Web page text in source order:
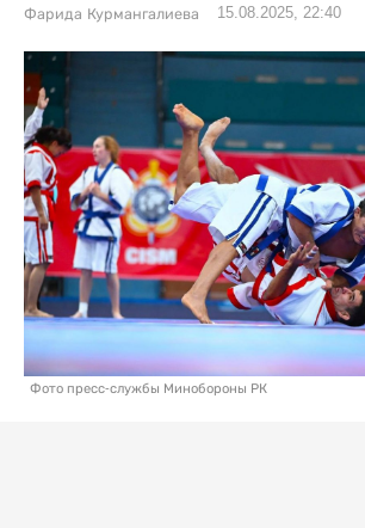
Фарида Курмангалиева 15.08.2025, 22:40
Фото пресс-службы Минобороны РК